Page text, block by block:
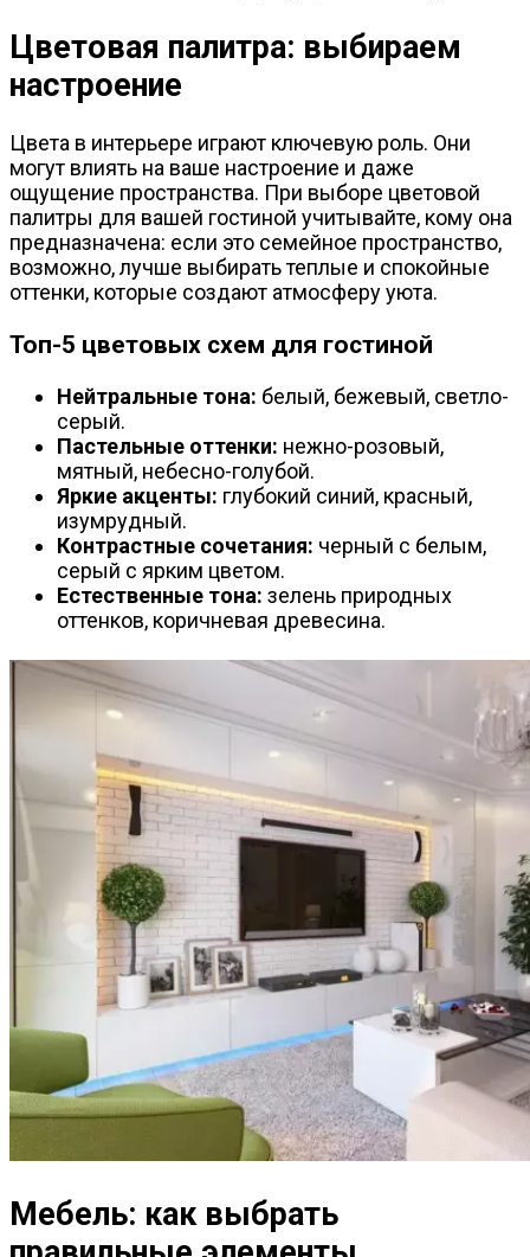
Цветовая палитра: выбираем
настроение
Цвета в интерьере играют ключевую роль. Они
могут влиять на ваше настроение и даже
ощущение пространства. При выборе цветовой
палитры для вашей гостиной учитывайте, кому она
предназначена: если это семейное пространство,
возможно, лучше выбирать теплые и спокойные
оттенки, которые создают атмосферу уюта.
Топ-5 цветовых схем для гостиной
Нейтральные тона: белый, бежевый, светло-
серый.
Пастельные оттенки: нежно-розовый,
мятный, небесно-голубой.
Яркие акценты: глубокий синий, красный,
изумрудный.
Контрастные сочетания: черный с белым,
серый с ярким цветом.
Естественные тона: зелень природных
оттенков, коричневая древесина.
Мебель: как выбрать